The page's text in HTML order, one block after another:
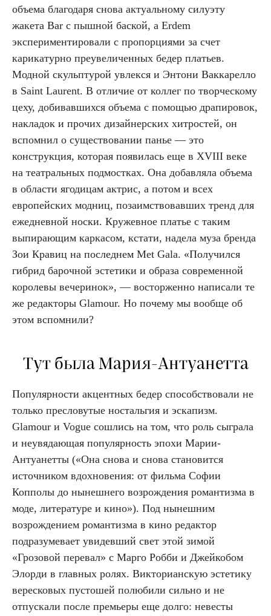
объема благодаря снова актуальному силуэту
жакета Bar с пышной баской, а Erdem
экспериментировали с пропорциями за счет
карикатурно преувеличенных бедер платьев.
Модной скульптурой увлекся и Энтони Ваккарелло
в Saint Laurent. В отличие от коллег по творческому
цеху, добивавшихся объема с помощью драпировок,
накладок и прочих дизайнерских хитростей, он
вспомнил о существовании панье — это
конструкция, которая появилась еще в XVIII веке
на театральных подмостках. Она добавляла объема
в области ягодицам актрис, а потом и всех
европейских модниц, позаимствовавших тренд для
ежедневной носки. Кружевное платье с таким
выпирающим каркасом, кстати, надела муза бренда
Зои Кравиц на последнем Met Gala. «Получился
гибрид барочной эстетики и образа современной
королевы вечеринок», — восторженно написали те
же редакторы Glamour. Но почему мы вообще об
этом вспомнили?
Тут была Мария-Антуанетта
Популярности акцентных бедер способствовали не
только пресловутые ностальгия и эскапизм.
Glamour и Vogue сошлись на том, что роль сыграла
и неувядающая популярность эпохи Марии-
Антуанетты («Она снова и снова становится
источником вдохновения: от фильма Софии
Копполы до нынешнего возрождения романтизма в
моде, литературе и кино»). Под нынешним
возрождением романтизма в кино редактор
подразумевает увидевший свет этой зимой
«Грозовой перевал» с Марго Робби и Джейкобом
Элорди в главных ролях. Викторианскую эстетику
вересковых пустошей полюбили сильно и не
отпускали после премьеры еще долго: невесты